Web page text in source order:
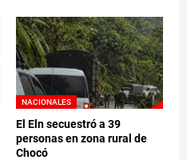
NACIONALES
El Eln secuestró a 39
personas en zona rural de
Chocó